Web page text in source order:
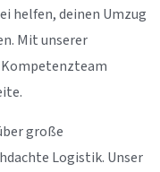
helfen, deinen Umzug
Mit unserer
große
Logistik. Unser